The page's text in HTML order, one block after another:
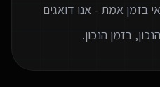
בזמן אמת - אנו דואגים
בזמן הנכון.